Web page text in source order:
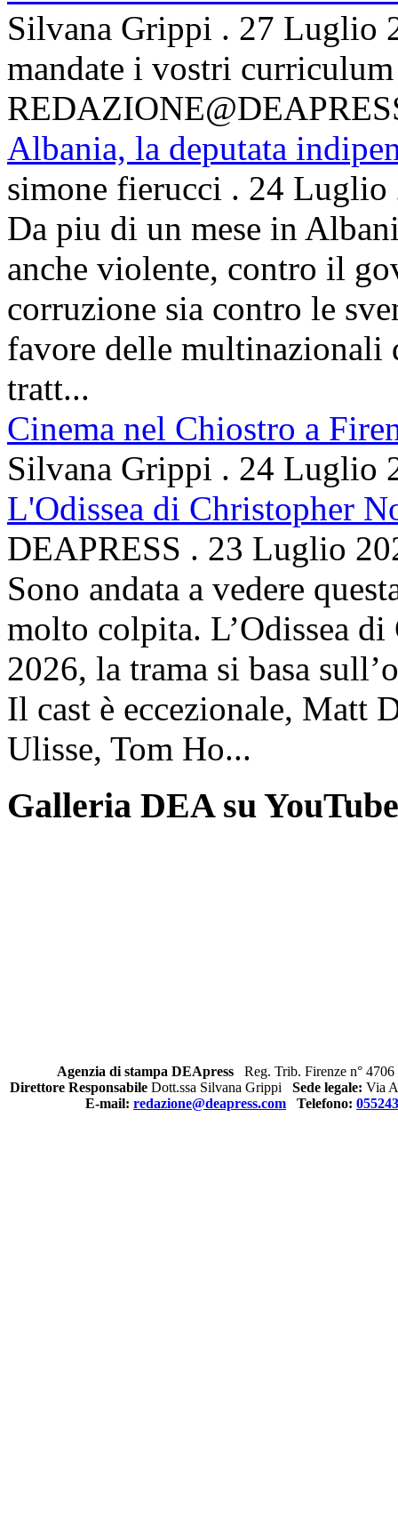
Silvana Grippi . 27 Luglio
mandate i vostri
Albania, la deputata
simone fierucci . 24 Luglio
Da piu di un mese in
anche violente, contro il
corruzione sia contro le
favore delle multinazionali
tratt...
Cinema nel Chiostro a
Silvana Grippi . 24 Luglio
L'Odissea di Christopher
DEAPRESS . 23 Luglio
Sono andata a vedere
molto colpita. L’Odissea
2026, la trama si basa
Il cast è eccezionale, Matt
Ulisse, Tom Ho...
Galleria DEA su YouTube
Agenzia di stampa DEApress Reg. Trib. Firenze n° 4706
Direttore Responsabile Dott.ssa Silvana Grippi Sede legale: Via
E-mail: redazione@deapress.com Telefono: